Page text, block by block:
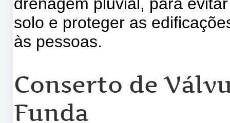
solo e proteger as
às pessoas.
Conserto de
Funda